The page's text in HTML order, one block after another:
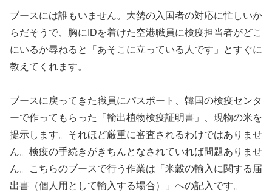
ブースには誰もいません。大勢の入国者の対応に忙しいか
らだそうで、胸にIDを着けた空港職員に検疫担当者がどこ
にいるか尋ねると「あそこに立っている人です」とすぐに
教えてくれます。
ブースに戻ってきた職員にパスポート、韓国の検疫センタ
ーで作ってもらった「輸出植物検疫証明書」、現物の米を
提示します。それほど厳重に審査されるわけではありませ
ん。検疫の手続きがきちんとなされていれば問題ありませ
ん。こちらのブースで行う作業は「米穀の輸入に関する届
出書（個人用として輸入する場合）」への記入です。